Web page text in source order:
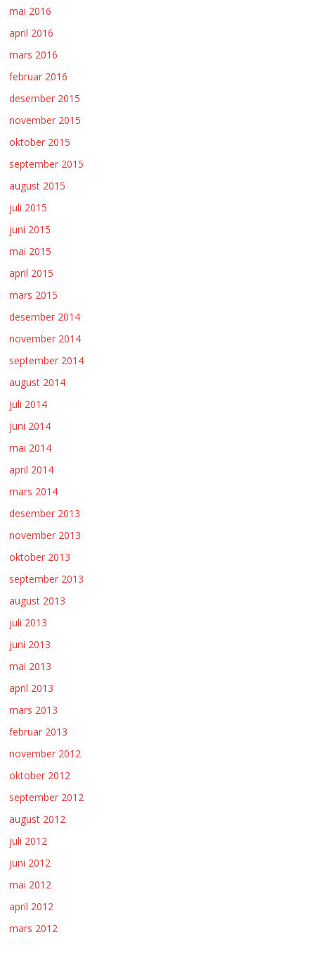
mai 2016
april 2016
mars 2016
februar 2016
desember 2015
november 2015
oktober 2015
september 2015
august 2015
juli 2015
juni 2015
mai 2015
april 2015
mars 2015
desember 2014
november 2014
september 2014
august 2014
juli 2014
juni 2014
mai 2014
april 2014
mars 2014
desember 2013
november 2013
oktober 2013
september 2013
august 2013
juli 2013
juni 2013
mai 2013
april 2013
mars 2013
februar 2013
november 2012
oktober 2012
september 2012
august 2012
juli 2012
juni 2012
mai 2012
april 2012
mars 2012